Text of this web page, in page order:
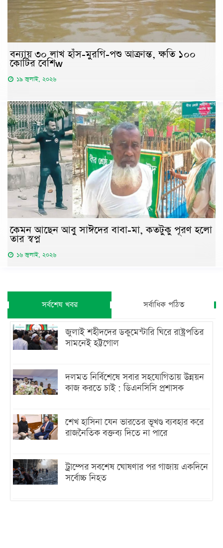
বন্যায় ৩০ লাখ হাঁস-মুরগি-পশু আক্রান্ত, ক্ষতি ১০০
কোটির বেশিw
১৯ জুলাই, ২০২৬
কেমন আছেন আবু সাঈদের বাবা-মা, কতটুকু পূরণ হলো
তার স্বপ্ন
১৬ জুলাই, ২০২৬
সর্বশেষ খবর সর্বাধিক পঠিত
জুলাই শহীদদের ডকুমেন্টারি ঘিরে রাষ্ট্রপতির
সামনেই হট্টগোল
দলমত নির্বিশেষে সবার সহযোগিতায় উন্নয়ন
কাজ করতে চাই : ডিএনসিসি প্রশাসক
শেখ হাসিনা যেন ভারতের ভূখণ্ড ব্যবহার করে
রাজনৈতিক বক্তব্য দিতে না পারে
ট্রাম্পের সবশেষ ঘোষণার পর গাজায় একদিনে
সর্বোচ্চ নিহত